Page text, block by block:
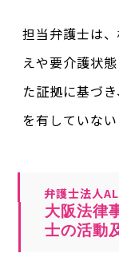
担当弁護士は
えや要介護状
た証拠に基づ
を有していな
弁護士法人
大阪法律
士の活動